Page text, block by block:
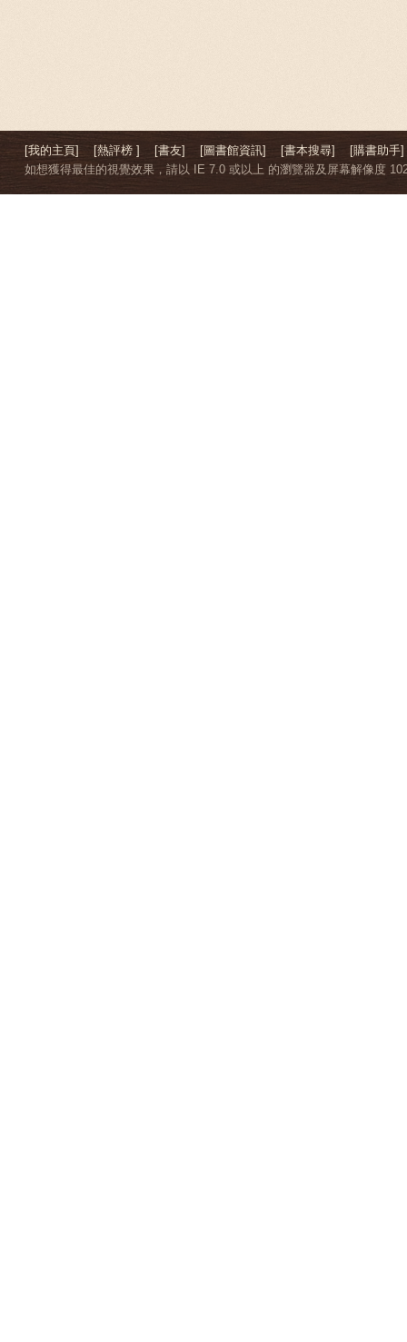
[我的主頁] [熱評榜 ] [書友] [圖書館資訊] [書本搜尋]
[購書助手]
如想獲得最佳的視覺效果，請以 IE 7.0 或以上 的瀏覽器及屏幕解像度